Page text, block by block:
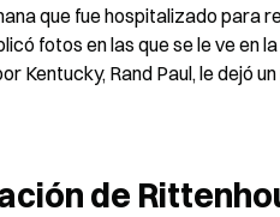
que fue hospitalizado para
fotos en las que se le ve en
Kentucky, Rand Paul, le dejó
de